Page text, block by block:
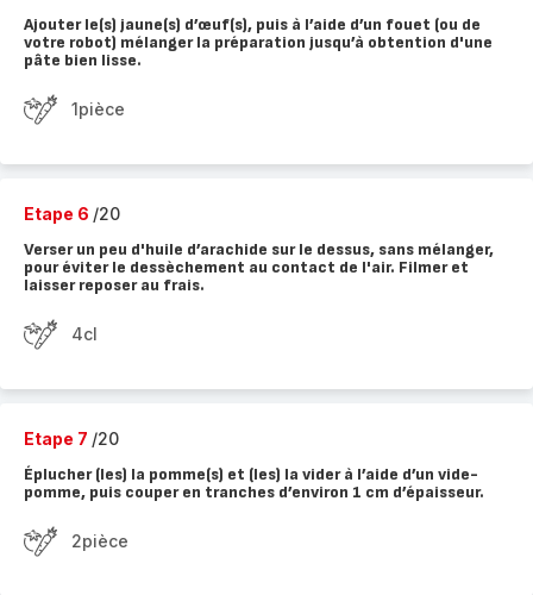
Ajouter le(s) jaune(s) d’œuf(s), puis à l’aide d’un fouet (ou de
votre robot) mélanger la préparation jusqu’à obtention d'une
pâte bien lisse.
1pièce
Etape 6 /20
Verser un peu d'huile d’arachide sur le dessus, sans mélanger,
pour éviter le dessèchement au contact de l'air. Filmer et
laisser reposer au frais.
4cl
Etape 7 /20
Éplucher (les) la pomme(s) et (les) la vider à l’aide d’un vide-
pomme, puis couper en tranches d’environ 1 cm d’épaisseur.
2pièce